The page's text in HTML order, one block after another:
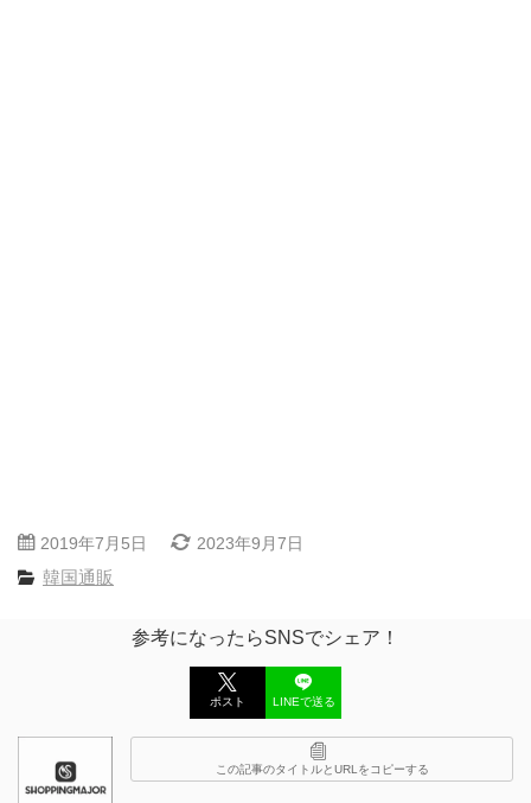
2019年7月5日 2023年9月7日
韓国通販
参考になったらSNSでシェア！
ポスト LINEで送る
この記事のタイトルとURLをコピーする